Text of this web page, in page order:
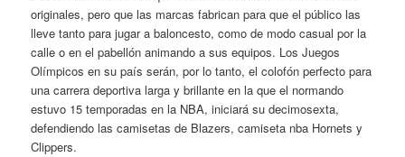
originales, pero que las marcas fabrican para que el público las
lleve tanto para jugar a baloncesto, como de modo casual por la
calle o en el pabellón animando a sus equipos. Los Juegos
Olímpicos en su país serán, por lo tanto, el colofón perfecto para
una carrera deportiva larga y brillante en la que el normando
estuvo 15 temporadas en la NBA, iniciará su decimosexta,
defendiendo las camisetas de Blazers, camiseta nba Hornets y
Clippers.